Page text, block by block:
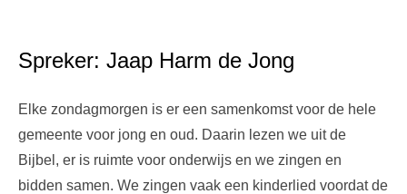
Spreker: Jaap Harm de Jong
Elke zondagmorgen is er een samenkomst voor de hele
gemeente voor jong en oud. Daarin lezen we uit de
Bijbel, er is ruimte voor onderwijs en we zingen en
bidden samen. We zingen vaak een kinderlied voordat de